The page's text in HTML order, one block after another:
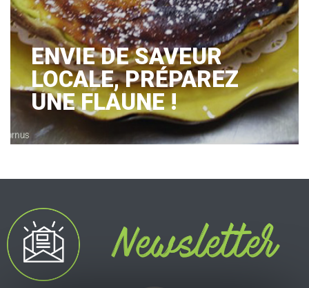
ENVIE DE SAVEUR
LOCALE, PRÉPAREZ
UNE FLAUNE !